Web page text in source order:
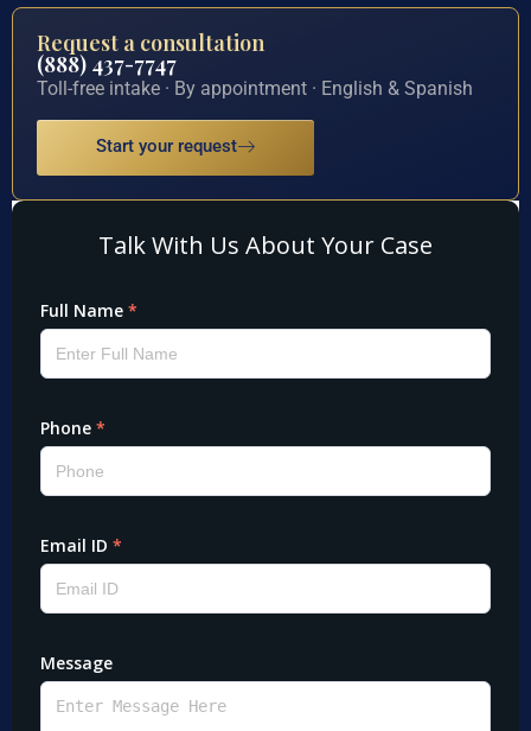
Request a consultation
(888) 437-7747
Toll-free intake · By appointment · English & Spanish
Start your request